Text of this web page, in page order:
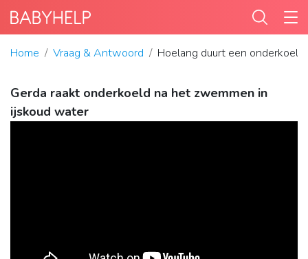
Home Vraag & Antwoord Hoelang duurt een
Gerda raakt onderkoeld na het zwemmen in
ijskoud water